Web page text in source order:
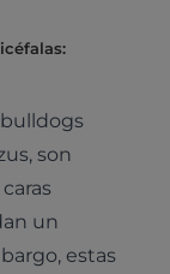
bulldogs
son
un
estas